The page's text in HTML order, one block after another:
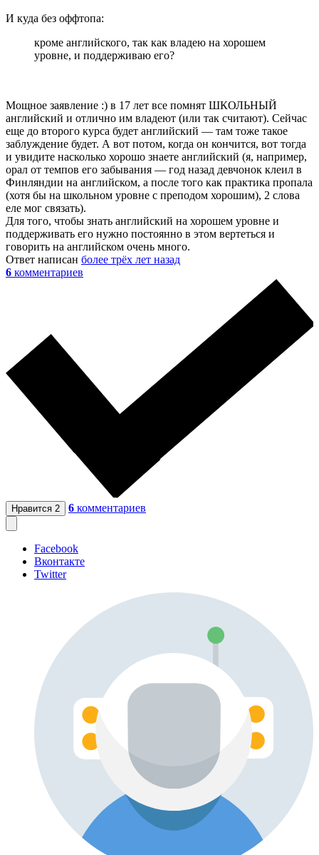
И куда без оффтопа:
кроме английского, так как владею на хорошем
уровне, и поддерживаю его?
Мощное заявление :) в 17 лет все помнят ШКОЛЬНЫЙ
английский и отлично им владеют (или так считают). Сейчас
еще до второго курса будет английский — там тоже такое
заблуждение будет. А вот потом, когда он кончится, вот тогда
и увидите насколько хорошо знаете английский (я, например,
орал от темпов его забывания — год назад девчонок клеил в
Финляндии на английском, а после того как практика пропала
(хотя бы на школьном уровне с преподом хорошим), 2 слова
еле мог связать).
Для того, чтобы знать английский на хорошем уровне и
поддерживать его нужно постоянно в этом вертеться и
говорить на английском очень много.
Ответ написан более трёх лет назад
6 комментариев
Нравится 2 6 комментариев
Facebook
Вконтакте
Twitter